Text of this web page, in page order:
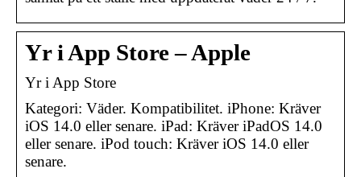
Yr i App Store – Apple
‎Yr i App Store
Kategori: Väder. Kompatibilitet. iPhone: Kräver
iOS 14.0 eller senare. iPad: Kräver iPadOS 14.0
eller senare. iPod touch: Kräver iOS 14.0 eller
senare.